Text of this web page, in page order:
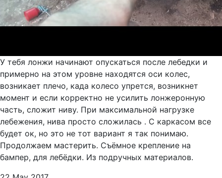
У тебя лонжи начинают опускаться после лебедки и
примерно на этом уровне находятся оси колес,
возникает плечо, када колесо упрется, возникнет
момент и если корректно не усилить лонжеронную
часть, сложит ниву. При максимальной нагрузке
лебежения, нива просто сложилась . С каркасом все
будет ок, но это не тот вариант я так понимаю.
Продолжаем мастерить. Съёмное крепление на
бампер, для лебёдки. Из подручных материалов.